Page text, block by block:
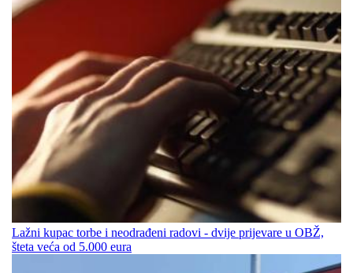
Lažni kupac torbe i neodrađeni radovi - dvije prijevare u OBŽ,
šteta veća od 5.000 eura